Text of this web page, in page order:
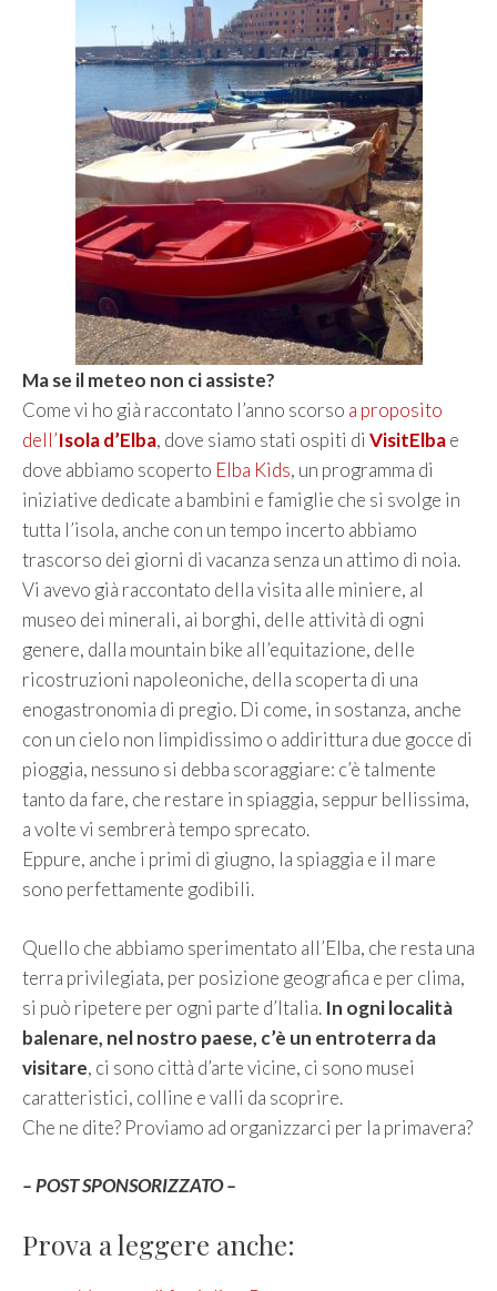
Ma se il meteo non ci assiste?
Come vi ho già raccontato l’anno scorso a proposito
dell’Isola d’Elba, dove siamo stati ospiti di VisitElbae
dove abbiamo scoperto Elba Kids, un programma di
iniziative dedicate a bambini e famiglie che si svolge in
tutta l’isola, anche con un tempo incerto abbiamo
trascorso dei giorni di vacanza senza un attimo di noia.
Vi avevo già raccontato della visita alle miniere, al
museo dei minerali, ai borghi, delle attività di ogni
genere, dalla mountain bike all’equitazione, delle
ricostruzioni napoleoniche, della scoperta di una
enogastronomia di pregio. Di come, in sostanza, anche
con un cielo non limpidissimo o addirittura due gocce di
pioggia, nessuno si debba scoraggiare: c’è talmente
tanto da fare, che restare in spiaggia, seppur bellissima,
a volte vi sembrerà tempo sprecato.
Eppure, anche i primi di giugno, la spiaggia e il mare
sono perfettamente godibili.
Quello che abbiamo sperimentato all’Elba, che resta una
terra privilegiata, per posizione geografica e per clima,
si può ripetere per ogni parte d’Italia. In ogni località
balenare, nel nostro paese, c’è un entroterra da
visitare, ci sono città d’arte vicine, ci sono musei
caratteristici, colline e valli da scoprire.
Che ne dite? Proviamo ad organizzarci per la primavera?
– POST SPONSORIZZATO –
Prova a leggere anche: